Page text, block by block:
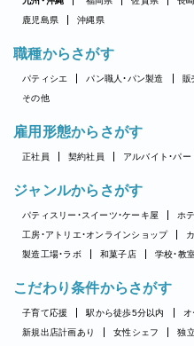
鹿児島県
沖縄県
職種からさがす
パティシエ パン職人・パン製造 販
その他
雇用形態からさがす
正社員 契約社員 アルバイト・パー
ジャンルからさがす
パティスリー・スイーツ・ケーキ屋
ホ
工房・アトリエ・オンラインショップ
製造工場・ラボ
和菓子店 学校・教
こだわり条件からさがす
子育て応援 駅から徒歩5分以内
新規出店計画あり
女性シェフ 独